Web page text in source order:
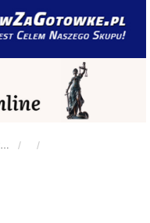
Forum mechaników samochodowych